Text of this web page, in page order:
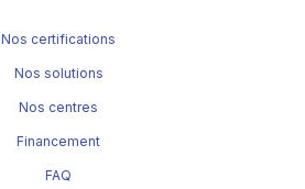
Nos certifications
Nos solutions
Nos centres
Financement
FAQ